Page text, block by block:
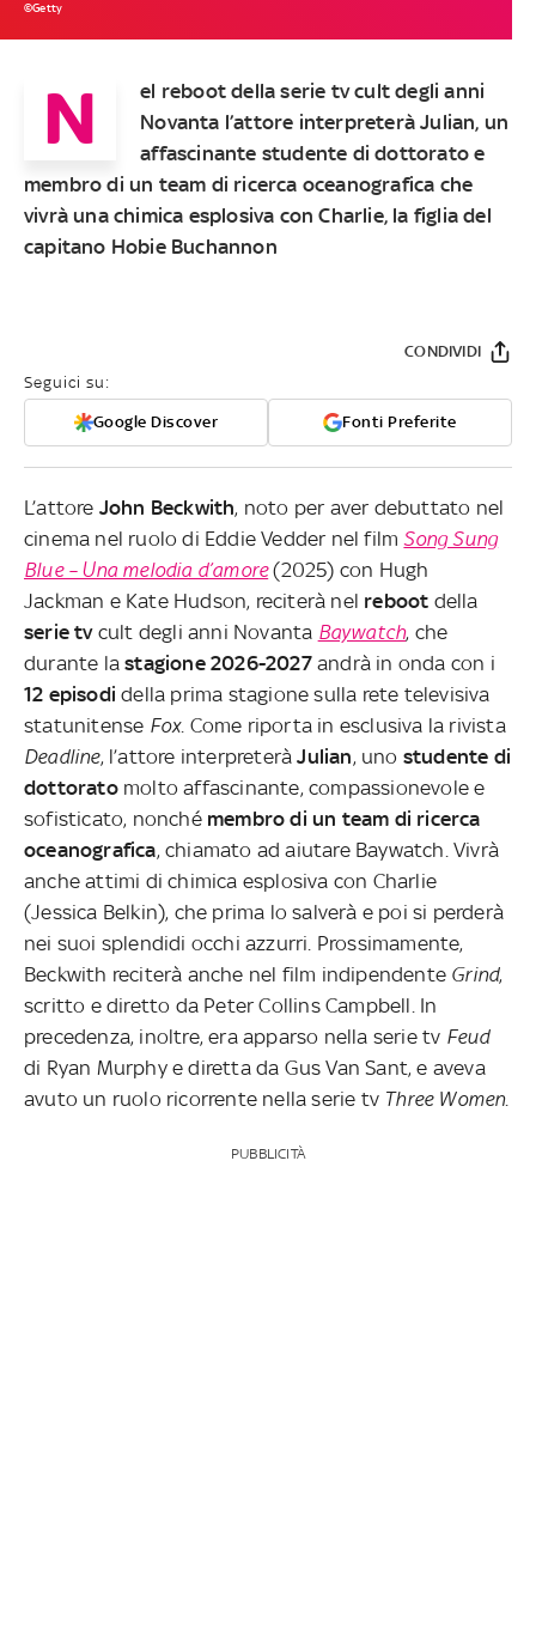
©Getty
N
el reboot della serie tv cult degli anni
Novanta l’attore interpreterà Julian, un
affascinante studente di dottorato e
membro di un team di ricerca oceanografica che
vivrà una chimica esplosiva con Charlie, la figlia del
capitano Hobie Buchannon
Seguici su:
Google Discover Fonti Preferite
CONDIVIDI
L’attore John Beckwith, noto per aver debuttato nel
cinema nel ruolo di Eddie Vedder nel filmSong Sung
Blue – Una melodia d’amore (2025) con Hugh
Jackman e Kate Hudson, reciterà nel reboot della
serie tv cult degli anni Novanta Baywatch, che
durante lastagione 2026-2027andrà in onda con i
12 episodidella prima stagione sulla rete televisiva
statunitense Fox. Come riporta in esclusiva la rivista
Deadline, l’attore interpreteràJulian, uno studente di
dottoratomolto affascinante, compassionevole e
sofisticato, nonché membro di un team di ricerca
oceanografica, chiamato ad aiutare Baywatch. Vivrà
anche attimi di chimica esplosiva con Charlie
(Jessica Belkin), che prima lo salverà e poi si perderà
nei suoi splendidi occhi azzurri. Prossimamente,
Beckwith reciterà anche nel film indipendente Grind,
scritto e diretto da Peter Collins Campbell. In
precedenza, inoltre, era apparso nella serie tv Feud
di Ryan Murphy e diretta da Gus Van Sant, e aveva
avuto un ruolo ricorrente nella serie tv Three Women.
PUBBLICITÀ